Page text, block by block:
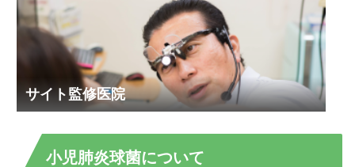
サイト監修医院
小児肺炎球菌について